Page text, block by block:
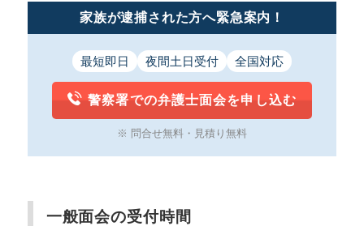
家族が逮捕された方へ緊急案内！
最短即日 夜間土日受付 全国対応
警察署での弁護士面会を申し込む
※ 問合せ無料・見積り無料
一般面会の受付時間